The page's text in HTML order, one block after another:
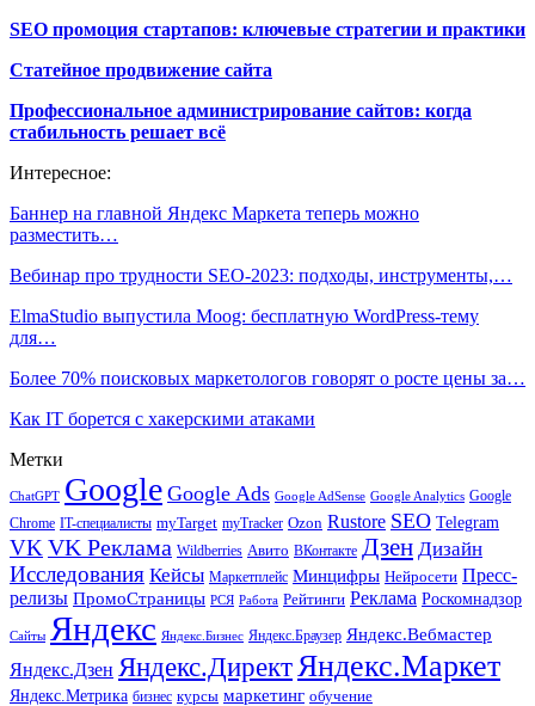
SEO промоция стартапов: ключевые стратегии и практики
Статейное продвижение сайта
Профессиональное администрирование сайтов: когда
стабильность решает всё
Интересное:
Баннер на главной Яндекс Маркета теперь можно
разместить…
Вебинар про трудности SEO-2023: подходы, инструменты,…
ElmaStudio выпустила Moog: бесплатную WordPress-тему
для…
Более 70% поисковых маркетологов говорят о росте цены за…
Как IT борется с хакерскими атаками
Метки
ChatGPT Google Google Ads Google AdSense Google Analytics Google
Chrome IT-специалисты myTarget myTracker Ozon Rustore SEO Telegram
VK VK Реклама Wildberries Авито ВКонтакте Дзен Дизайн
Исследования Кейсы Маркетплейс Минцифры Нейросети Пресс-
релизы ПромоСтраницы РСЯ Работа Рейтинги Реклама Роскомнадзор
Сайты Яндекс Яндекс.Бизнес Яндекс.Браузер Яндекс.Вебмастер
Яндекс.Дзен Яндекс.ДиректЯндекс.Маркет
Яндекс.Метрика бизнес курсы маркетинг обучение